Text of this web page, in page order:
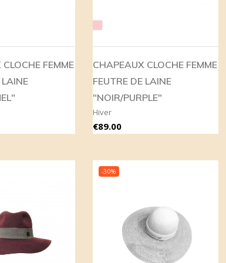
FEMME
LAINE
CHAPEAUX CLOCHE FEMME
FEUTRE DE LAINE
"NOIR/PURPLE"
Hiver
Price
€89.00
-30%